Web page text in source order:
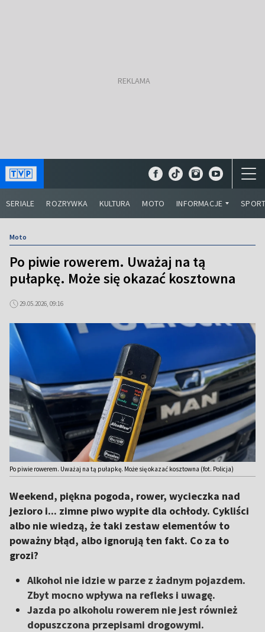
SERIALE ROZRYWKA KULTURA MOTO INFORMACJE
Moto
Po piwie rowerem. Uważaj na tą
pułapkę. Może się okazać kosztowna
29.05.2026, 09:16
Po piwie rowerem. Uważaj na tą pułapkę. Może się okazać kosztowna (fot. Policja)
Weekend, piękna pogoda, rower, wycieczka nad
jezioro i... zimne piwo wypite dla ochłody. Cykliści
albo nie wiedzą, że taki zestaw elementów to
poważny błąd, albo ignorują ten fakt. Co za to
grozi?
Alkohol nie idzie w parze z żadnym pojazdem.
Zbyt mocno wpływa na refleks i uwagę.
Jazda po alkoholu rowerem nie jest również
dopuszczona przepisami drogowymi.